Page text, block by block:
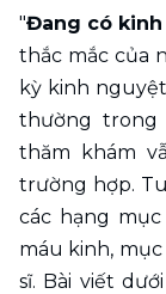
"Đang có
thắc mắc của
kỳ kinh
thường trong
thăm khám
trường hợp.
các hạng
máu kinh,
sĩ. Bài viết